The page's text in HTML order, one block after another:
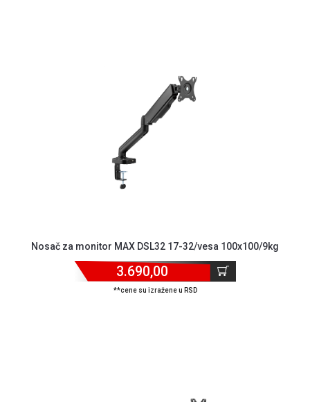
Nosač za monitor MAX DSL32 17-32/vesa 100x100/9kg
3.690,00
**cene su izražene u RSD